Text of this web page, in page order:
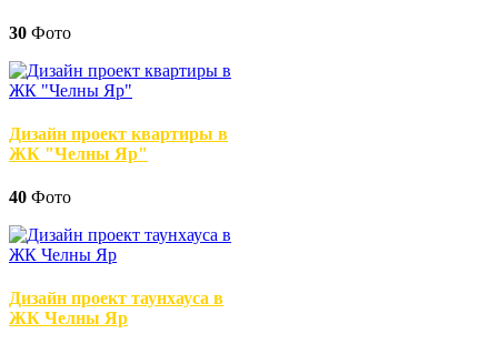
30 Фото
Дизайн проект квартиры в
ЖК "Челны Яр"
40 Фото
Дизайн проект таунхауса в
ЖК Челны Яр